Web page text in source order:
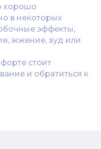
хорошо
в некоторых
эффекты,
жжение, зуд или
стоит
и обратиться к